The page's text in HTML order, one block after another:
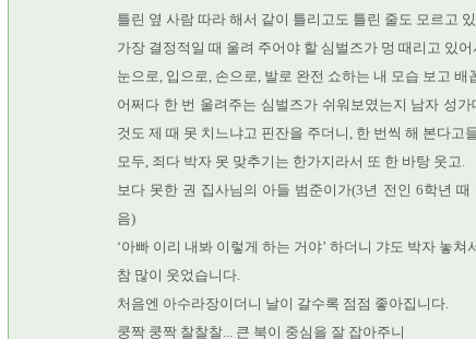
틀린 옆 사람 따라 해서 같이 틀리고도 틀린 줄도 모르고
가장 결정적일 때 울려 주어야 할 심벌즈가 멍 때리고 있
눈으로, 입으로, 손으로, 발로 완전 쇼하는 내 모습 보고 배
어쩌다 한 번 울려주는 심벌즈가 쉬워보였는지 남자 성
것도 제 때 못 치느냐고 핀잔을 주더니, 한 번씩 해 본다고
모두, 죄다 박자 못 맞추기는 한가지라서 또 한 바탕 웃고.
보다 못한 권 집사님의 아들 범준이가(3년 전인 6학년 때
음)
‘아빠 이리 내봐 이렇게 하는 거야’ 하더니 갸도 박자 놓쳐
참 많이 웃었습니다.
처음엔 아수라장이더니 날이 갈수록 점점 좋아집니다.
쿵짝 쿵짝 찰찰찰... 큰 북이 중심을 잘 잡아주니